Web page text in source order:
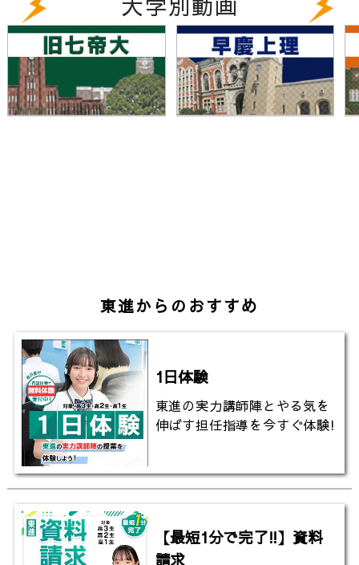
いう精神と大阪府民の学問への思いが受け継がれてい
ます。大阪大学は次々と新しくユニークな学部・大学
院・研究所などを整備し、現在は、吹田キャンパス・
豊中キャンパス・箕面キャンパスの３つのキャンパス
をもち、11学部、16研究科、6附置研究所を擁する研
究型総合大学となりました。国立大学最多の15000人
▼大阪大学工学部のHPはこちら
https://www.eng.osaka-u.ac.jp/ja/
▼大阪大学のHPはこちら
https://www.osaka-u.ac.jp/ja
▼大阪大学吹田キャンパスの天気は？（全国学校のお
天気）
https://www.toshin.com/weather/detail?id=604
▼東進の大学入試偏差値一覧（ランキング）
https://www.toshin-hensachi.com/?line=1
東進からのおすすめ
1日体験
東進の実力講師陣とやる気を
伸ばす担任指導を今すぐ体験!
【最短1分で完了!!】資料
請求